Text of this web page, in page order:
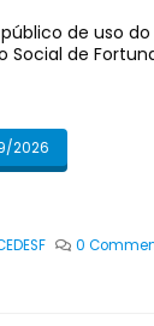
de uso do
Social de
2026
0